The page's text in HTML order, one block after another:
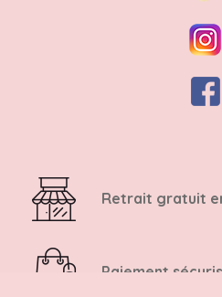
Retrait gratuit
Paiement